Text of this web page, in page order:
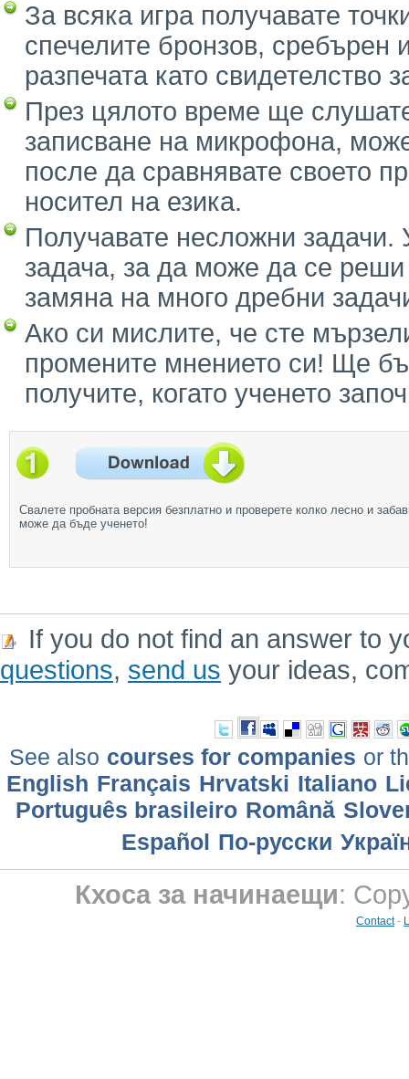
За всяка игра получавате
спечелите бронзов, сребърен
разпечата като свидетелство
През цялото време ще
записване на микрофона,
после да сравнявате своето
носител на езика.
Получавате несложни задачи.
задача, за да може да се
замяна на много дребни
Ако си мислите, че сте
промените мнението си! Ще
получите, когато ученето
Свалете пробната версия безплатно и проверете колко лесно и
може да бъде ученето!
If you do not find an answer to
questions, send us your ideas,
See also courses for companies or
English Français Hrvatski Italiano
Português brasileiro Română
Еspañol По-русски
Кхоса за начинаещи:
Contact-